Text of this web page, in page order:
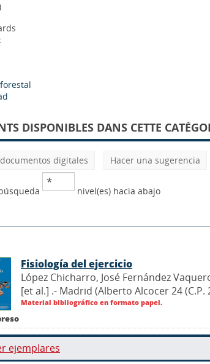
DISPONIBLES DANS CETTE
digitales Hacer una sugerencia
nivel(es) hacia abajo
Fisiología del ejercicio
López Chicharro, José Fernández
[et al.] .- Madrid (Alberto Alcocer 24 (C.P.
Material bibliográfico en formato papel.
ejemplares